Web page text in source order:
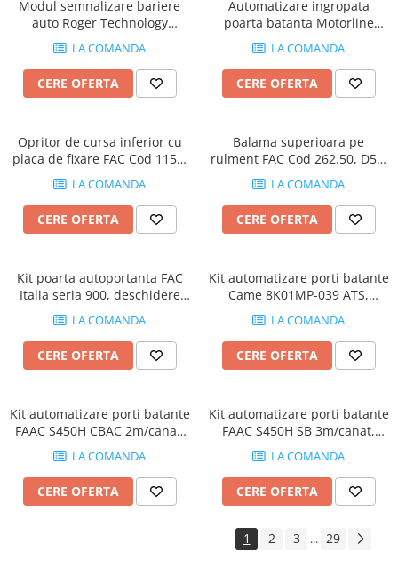
Modul semnalizare bariere
auto Roger Technology
LA COMANDA
CERE OFERTA
Automatizare ingropata
poarta batanta Motorline
SUBWING724-KIT, 2.5m/canat,
500Kg/poarta, 24Vdc
LA COMANDA
CERE OFERTA
Opritor de cursa inferior cu
placa de fixare FAC Cod 115P,
tampon de cauciuc H115,
porti culisante
LA COMANDA
CERE OFERTA
Balama superioara pe
rulment FAC Cod 262.50, D50,
poarta batanta
LA COMANDA
CERE OFERTA
Kit poarta autoportanta FAC
Italia seria 900, deschidere
5m gol util, greutate 400Kg,
lungime poarta 7.5m
LA COMANDA
CERE OFERTA
Kit automatizare porti batante
Came 8K01MP-039 ATS,
3m/canat, 400Kg, 24V dc
LA COMANDA
CERE OFERTA
Kit automatizare porti batante
FAAC S450H CBAC 2m/canat,
actuator hidraulic, 24V
LA COMANDA
CERE OFERTA
Kit automatizare porti batante
FAAC S450H SB 3m/canat,
actuator hidraulic, 24V
LA COMANDA
CERE OFERTA
1 2 3 ... 29